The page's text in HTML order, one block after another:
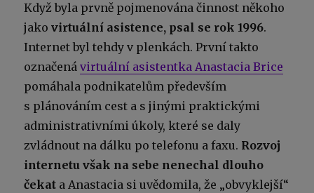
Když byla prvně pojmenována činnost někoho
jakovirtuální asistence, psal se rok 1996.
Internet byl tehdy v plenkách. První takto
označenávirtuální asistentka Anastacia Brice
pomáhala podnikatelům především
s plánováním cest a s jinými praktickými
administrativními úkoly, které se daly
zvládnout na dálku po telefonu a faxu. Rozvoj
internetu však na sebe nenechal dlouho
čekat a Anastacia si uvědomila, že „obvyklejší“